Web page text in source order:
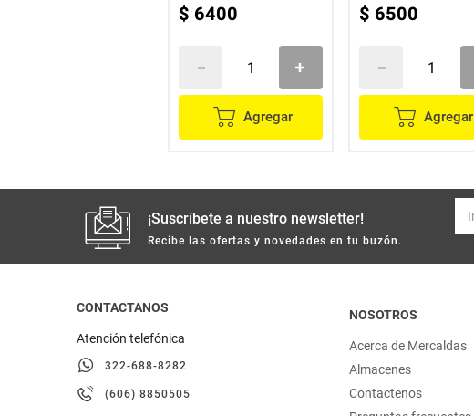
$ 6400
Agregar
$ 6500
Agregar
¡Suscríbete a nuestro newsletter!
Recibe las ofertas y novedades en tu buzón.
CONTACTANOS
Atención telefónica
322-688-8282
(606) 8850505
NOSOTROS
Acerca de Mercaldas
Almacenes
Contactenos